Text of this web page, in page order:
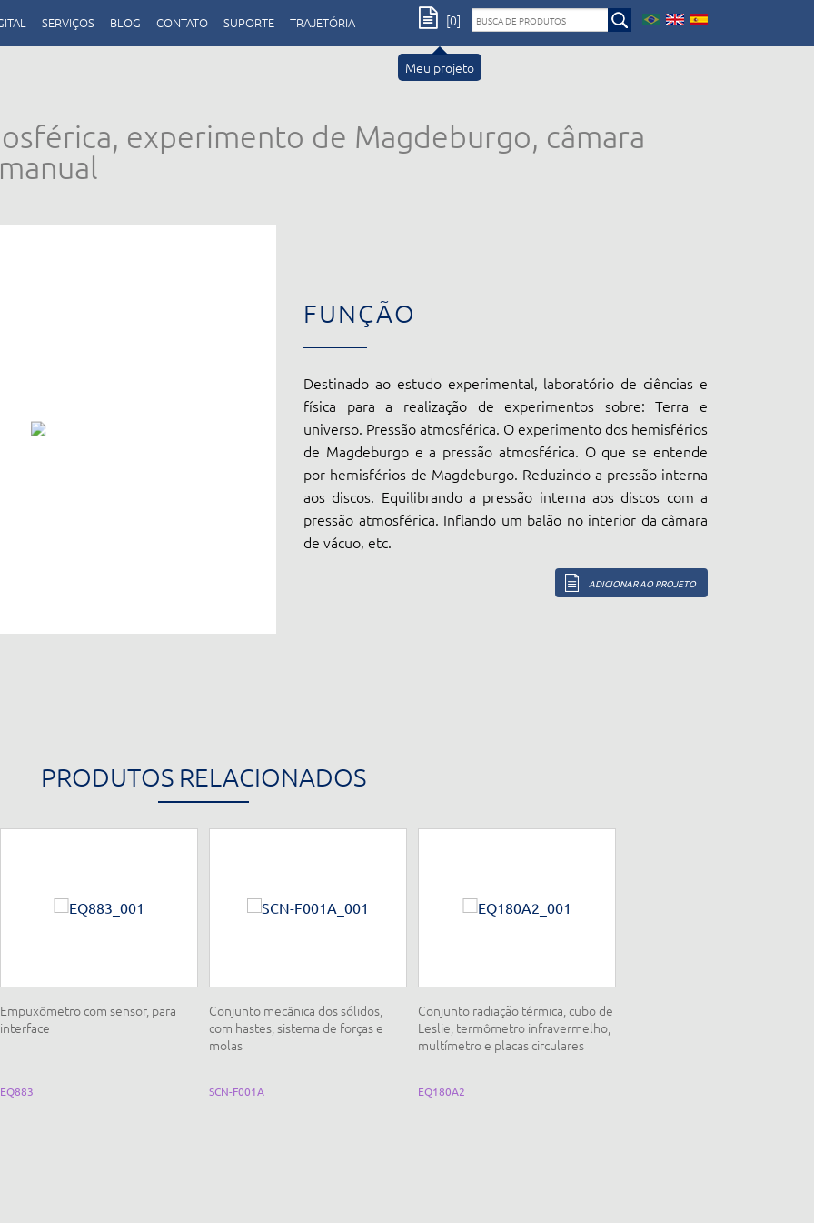
SERVIÇOS BLOG CONTATO SUPORTE TRAJETÓRIA
Meu projeto
[0]
experimento de Magdeburgo, câmara
FUNÇÃO
Destinado ao estudo experimental, laboratório de ciências e
física para a realização de experimentos sobre: Terra e
universo. Pressão atmosférica. O experimento dos hemisférios
de Magdeburgo e a pressão atmosférica. O que se entende
por hemisférios de Magdeburgo. Reduzindo a pressão interna
aos discos. Equilibrando a pressão interna aos discos com a
pressão atmosférica. Inflando um balão no interior da câmara
de vácuo, etc.
ADICIONAR AO PROJETO
PRODUTOS RELACIONADOS
Empuxômetro com sensor, para
interface
EQ883
Conjunto mecânica dos sólidos,
com hastes, sistema de forças e
molas
SCN-F001A
Conjunto radiação térmica, cubo de
Leslie, termômetro infravermelho,
multímetro e placas circulares
EQ180A2